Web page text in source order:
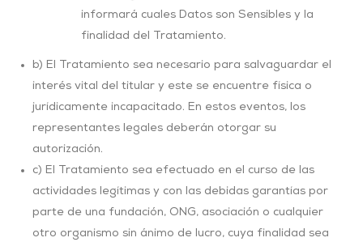
informará cuales Datos son Sensibles y la
finalidad del Tratamiento.
b) El Tratamiento sea necesario para salvaguardar el
interés vital del titular y este se encuentre física o
jurídicamente incapacitado. En estos eventos, los
representantes legales deberán otorgar su
autorización.
c) El Tratamiento sea efectuado en el curso de las
actividades legítimas y con las debidas garantías por
parte de una fundación, ONG, asociación o cualquier
otro organismo sin ánimo de lucro, cuya finalidad sea